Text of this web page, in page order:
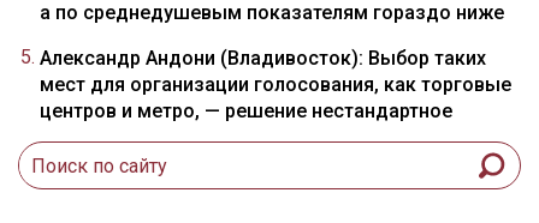
а по среднедушевым показателям гораздо ниже
Александр Андони (Владивосток): Выбор таких
мест для организации голосования, как торговые
центров и метро, — решение нестандартное